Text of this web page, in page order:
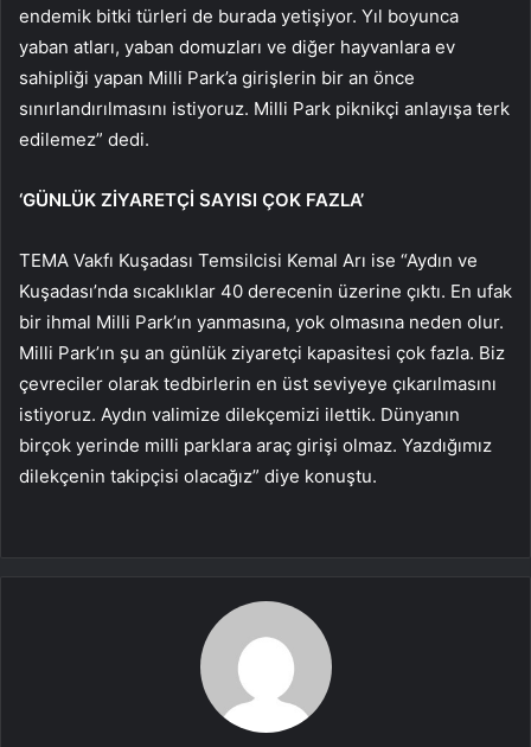
endemik bitki türleri de burada yetişiyor. Yıl boyunca
yaban atları, yaban domuzları ve diğer hayvanlara ev
sahipliği yapan Milli Park’a girişlerin bir an önce
sınırlandırılmasını istiyoruz. Milli Park piknikçi anlayışa terk
edilemez” dedi.
‘GÜNLÜK ZİYARETÇİ SAYISI ÇOK FAZLA’
TEMA Vakfı Kuşadası Temsilcisi Kemal Arı ise “Aydın ve
Kuşadası’nda sıcaklıklar 40 derecenin üzerine çıktı. En ufak
bir ihmal Milli Park’ın yanmasına, yok olmasına neden olur.
Milli Park’ın şu an günlük ziyaretçi kapasitesi çok fazla. Biz
çevreciler olarak tedbirlerin en üst seviyeye çıkarılmasını
istiyoruz. Aydın valimize dilekçemizi ilettik. Dünyanın
birçok yerinde milli parklara araç girişi olmaz. Yazdığımız
dilekçenin takipçisi olacağız” diye konuştu.